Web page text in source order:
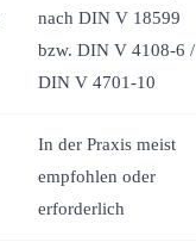
nach DIN V 18599
bzw. DIN V 4108-6 /
DIN V 4701-10
In der Praxis meist
empfohlen oder
erforderlich